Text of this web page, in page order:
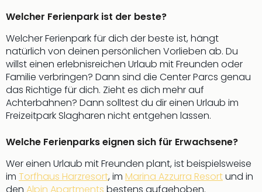
Welcher Ferienpark ist der beste?
Welcher Ferienpark für dich der beste ist, hängt
natürlich von deinen persönlichen Vorlieben ab. Du
willst einen erlebnisreichen Urlaub mit Freunden oder
Familie verbringen? Dann sind die Center Parcs genau
das Richtige für dich. Zieht es dich mehr auf
Achterbahnen? Dann solltest du dir einen Urlaub im
Freizeitpark Slagharen nicht entgehen lassen.
Welche Ferienparks eignen sich für Erwachsene?
Wer einen Urlaub mit Freunden plant, ist beispielsweise
im Torfhaus Harzresort, im Marina Azzurra Resortund in